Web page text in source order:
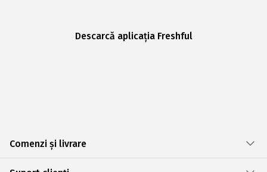
Descarcă aplicația Freshful
Comenzi și livrare